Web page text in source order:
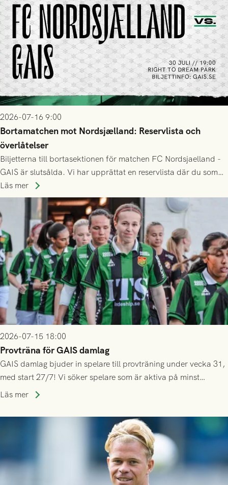
2026-07-16 9:00
Bortamatchen mot Nordsjælland: Reservlista och
överlåtelser
Biljetterna till bortasektionen för matchen FC Nordsjaelland -
GAIS är slutsålda. Vi har upprättat en reservlista där du som
ännu inte har någon biljett kan anmäla ditt intresse. Du kan
inte själv överlåta din biljett till någon annan.
Läs mer
2026-07-15 18:00
Provträna för GAIS damlag
GAIS damlag bjuder in spelare till provträning under vecka 31,
med start 27/7! Vi söker spelare som är aktiva på minst
division 3-nivå.
Läs mer